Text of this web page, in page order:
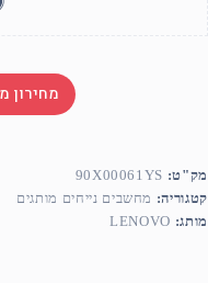
מחירון
מק"ט: 90X00061YS
קטגוריה: מחשבים נייחים מותגים
מותג: LENOVO